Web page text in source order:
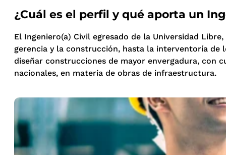
¿Cuál es el perfil y qué aporta un
El Ingeniero(a) Civil egresado de la Universidad
gerencia y la construcción, hasta la interventoría de
diseñar construcciones de mayor envergadura, con
nacionales, en materia de obras de infraestructura.